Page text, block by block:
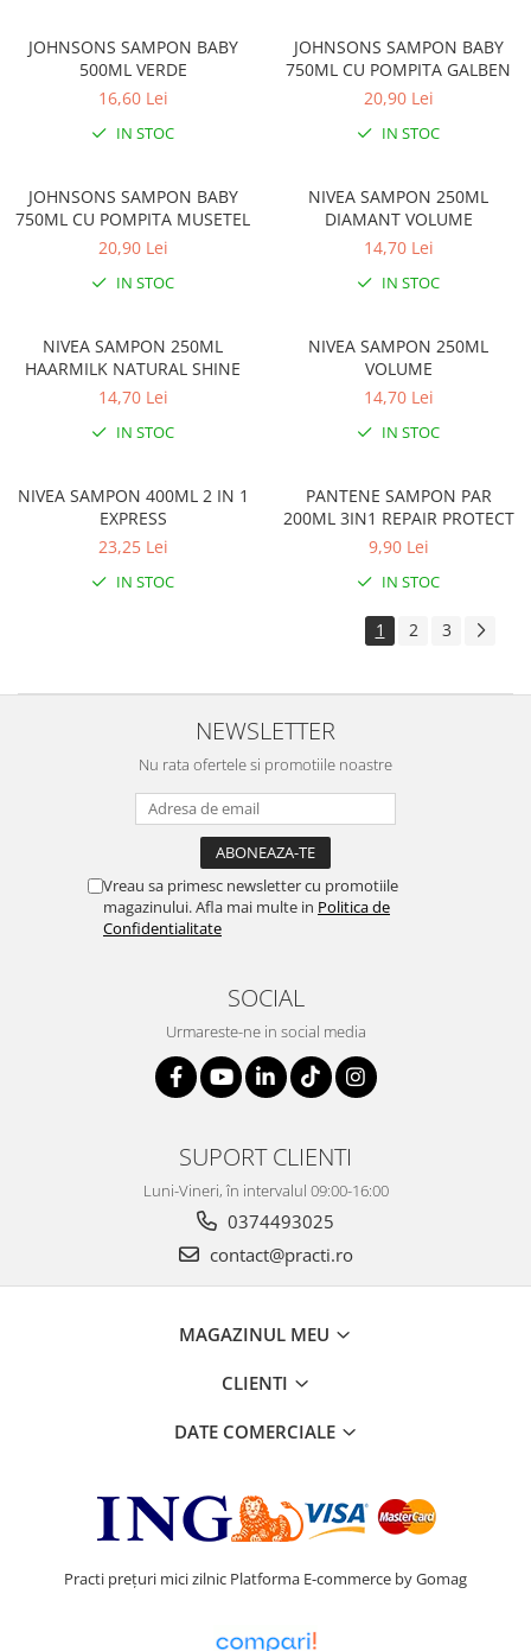
JOHNSONS SAMPON BABY
500ML VERDE
16,60 Lei
IN STOC
JOHNSONS SAMPON BABY
750ML CU POMPITA GALBEN
20,90 Lei
IN STOC
JOHNSONS SAMPON BABY
750ML CU POMPITA MUSETEL
20,90 Lei
IN STOC
NIVEA SAMPON 250ML
DIAMANT VOLUME
14,70 Lei
IN STOC
NIVEA SAMPON 250ML
HAARMILK NATURAL SHINE
14,70 Lei
IN STOC
NIVEA SAMPON 250ML
VOLUME
14,70 Lei
IN STOC
NIVEA SAMPON 400ML 2 IN 1
EXPRESS
23,25 Lei
IN STOC
PANTENE SAMPON PAR
200ML 3IN1 REPAIR PROTECT
9,90 Lei
IN STOC
1 2 3
NEWSLETTER
Nu rata ofertele si promotiile noastre
Vreau sa primesc newsletter cu promotiile
magazinului. Afla mai multe in Politica de
Confidentialitate
SOCIAL
Urmareste-ne in social media
SUPORT CLIENTI
Luni-Vineri, în intervalul 09:00-16:00
0374493025
contact@practi.ro
MAGAZINUL MEU
CLIENTI
DATE COMERCIALE
Practi prețuri mici zilnic Platforma E-commerce by Gomag